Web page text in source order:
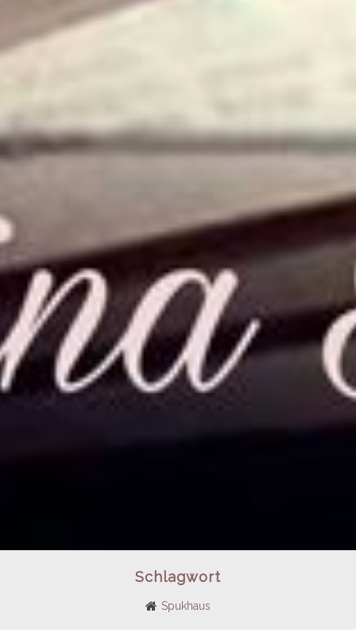
Schlagwort
Spukhaus